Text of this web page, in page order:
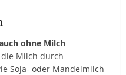
ohne Milch
die Milch durch
Soja- oder Mandelmilch